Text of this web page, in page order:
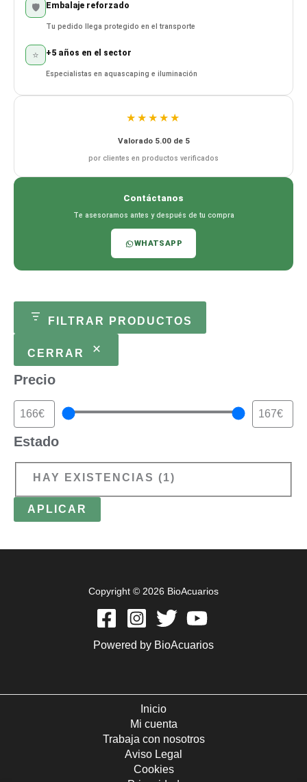
🛡️ Embalaje reforzado
Tu pedido llega protegido en el transporte
⭐ +5 años en el sector
Especialistas en aquascaping e iluminación
★★★★★
Valorado 5.00 de 5
por clientes en productos verificados
Contáctanos
Te asesoramos antes y después de tu compra
WHATSAPP
FILTRAR PRODUCTOS
CERRAR
Precio
Estado
HAY EXISTENCIAS (1
APLICAR
Copyright © 2026 BioAcuarios
Powered by BioAcuarios
Inicio
Mi cuenta
Trabaja con nosotros
Aviso Legal
Cookies